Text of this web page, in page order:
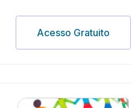
Acesso Gratuito